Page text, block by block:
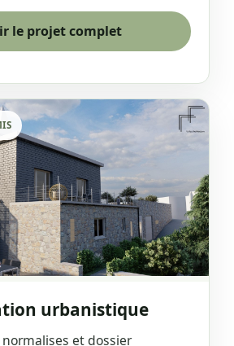
le projet complet
urbanistique
normalises et dossier